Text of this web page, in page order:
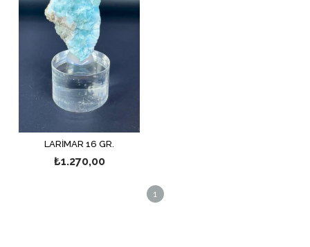
LARİMAR 16 GR.
₺1.270,00
1